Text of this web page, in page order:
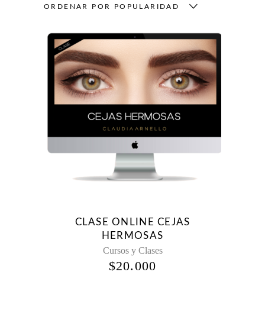
ORDENAR POR POPULARIDAD
CLASE ONLINE CEJAS
HERMOSAS
Cursos y Clases
$20.000